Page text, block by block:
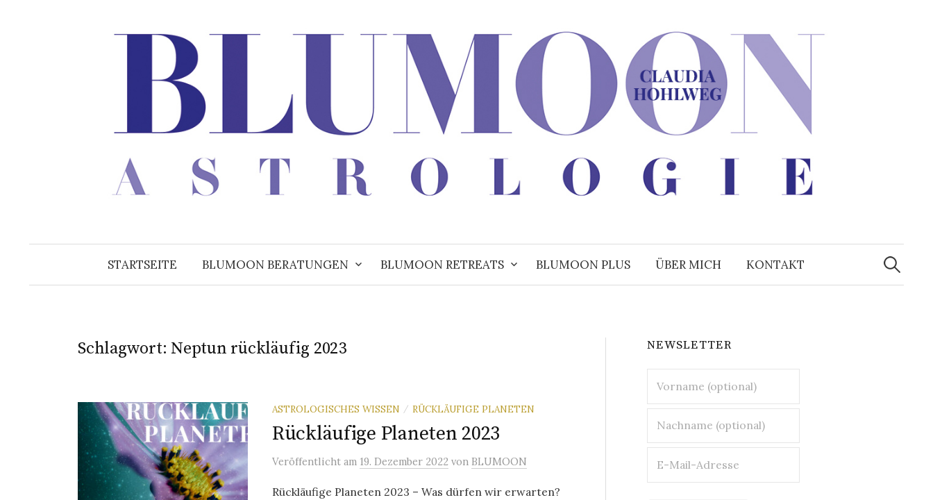
STARTSEITE BLUMOON BERATUNGEN BLUMOON RETREATS BLUMOON PLUS ÜBER MICH KONTAKT
Suchen
nach:
Schlagwort: Neptun rückläufig 2023
ASTROLOGISCHES WISSEN / RÜCKLÄUFIGE PLANETEN
Rückläufige Planeten 2023
Veröffentlicht am 19. Dezember 2022 von BLUMOON
Rückläufige Planeten 2023 – Was dürfen wir erwarten?
NEWSLETTER